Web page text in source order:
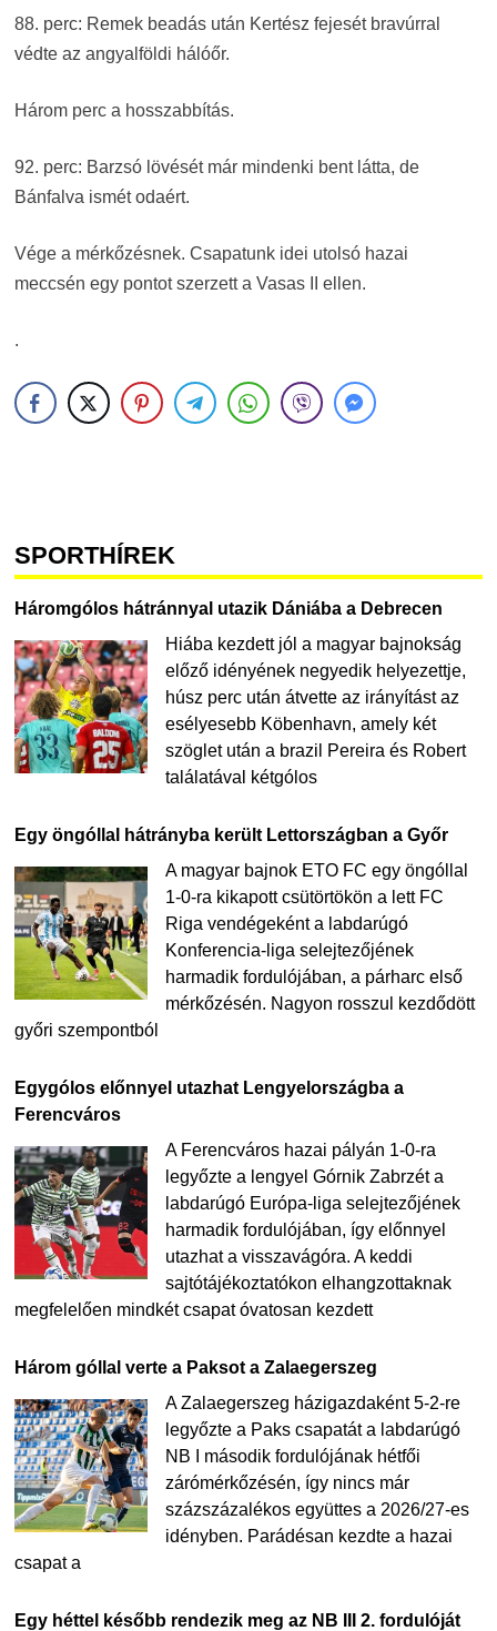
88. perc: Remek beadás után Kertész fejesét bravúrral
védte az angyalföldi hálóőr.
Három perc a hosszabbítás.
92. perc: Barzsó lövését már mindenki bent látta, de
Bánfalva ismét odaért.
Vége a mérkőzésnek. Csapatunk idei utolsó hazai
meccsén egy pontot szerzett a Vasas II ellen.
.
SPORTHÍREK
Háromgólos hátránnyal utazik Dániába a Debrecen
Hiába kezdett jól a magyar bajnokság
előző idényének negyedik helyezettje,
húsz perc után átvette az irányítást az
esélyesebb Köbenhavn, amely két
szöglet után a brazil Pereira és Robert
találatával kétgólos
Egy öngóllal hátrányba került Lettországban a Győr
A magyar bajnok ETO FC egy öngóllal
1-0-ra kikapott csütörtökön a lett FC
Riga vendégeként a labdarúgó
Konferencia-liga selejtezőjének
harmadik fordulójában, a párharc első
mérkőzésén. Nagyon rosszul kezdődött
győri szempontból
Egygólos előnnyel utazhat Lengyelországba a
Ferencváros
A Ferencváros hazai pályán 1-0-ra
legyőzte a lengyel Górnik Zabrzét a
labdarúgó Európa-liga selejtezőjének
harmadik fordulójában, így előnnyel
utazhat a visszavágóra. A keddi
sajtótájékoztatókon elhangzottaknak
megfelelően mindkét csapat óvatosan kezdett
Három góllal verte a Paksot a Zalaegerszeg
A Zalaegerszeg házigazdaként 5-2-re
legyőzte a Paks csapatát a labdarúgó
NB I második fordulójának hétfői
zárómérkőzésén, így nincs már
százszázalékos együttes a 2026/27-es
idényben. Parádésan kezdte a hazai
csapat a
Egy héttel később rendezik meg az NB III 2. fordulóját